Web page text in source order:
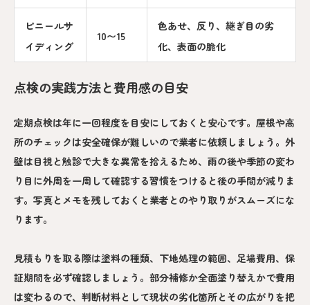
ビニールサ
イディング
10〜15
色あせ、反り、継ぎ目の劣
化、表面の脆化
点検の実践方法と費用感の目安
定期点検は年に一回程度を目安にしておくと安心です。屋根や高
所のチェックは安全確保が難しいので業者に依頼しましょう。外
壁は目視と触診で大きな異常を拾えるため、雨の後や季節の変わ
り目に外周を一周して確認する習慣をつけると後の手間が減りま
す。写真とメモを残しておくと業者とのやり取りがスムーズにな
ります。
見積もりを取る際は塗料の種類、下地処理の範囲、足場費用、保
証期間を必ず確認しましょう。部分補修か全面塗り替えかで費用
は変わるので、判断材料として現状の劣化箇所とその広がりを把